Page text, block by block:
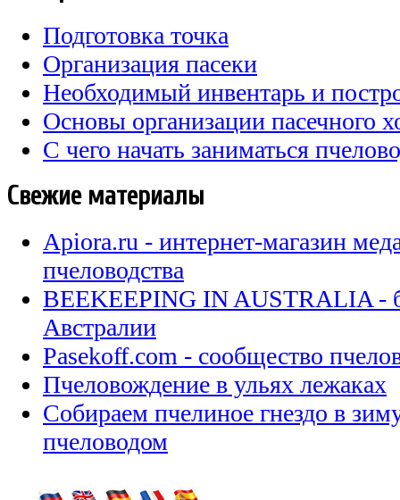
Подготовка точка
Организация пасеки
Необходимый инвентарь и
Основы организации пасечного
С чего начать заниматься
Свежие материалы
Apiora.ru - интернет-магазин
пчеловодства
BEEKEEPING IN AUSTRALIA -
Австралии
Pasekoff.com - сообщество
Пчеловождение в ульях лежаках
Собираем пчелиное гнездо в
пчеловодом